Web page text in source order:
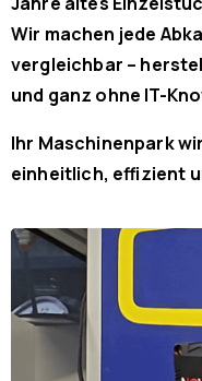
Wir machen jede
vergleichbar –
und ganz ohne IT-
Ihr Maschinenpark
einheitlich, effizient